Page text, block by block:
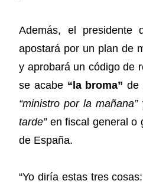
Además, el presidente
apostará por un plan de
y aprobará un código de
se acabe “la broma” de
“ministro por la mañana”
tarde”en fiscal general o
de España.
“Yo diría estas tres